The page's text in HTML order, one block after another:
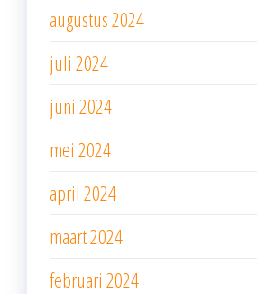
augustus 2024
juli 2024
juni 2024
mei 2024
april 2024
maart 2024
februari 2024